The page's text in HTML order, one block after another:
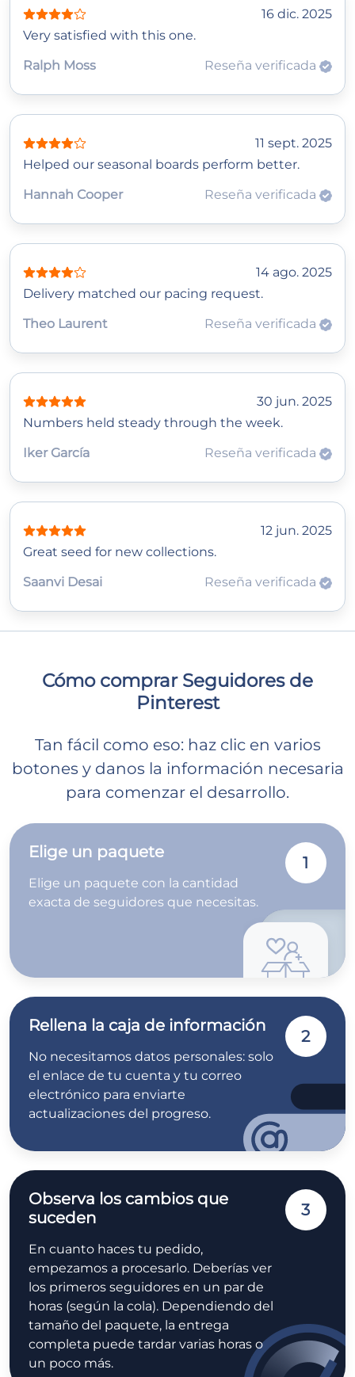
16 dic. 2025
Very satisfied with this one.
Ralph Moss
Reseña verificada
11 sept. 2025
Helped our seasonal boards perform better.
Hannah Cooper
Reseña verificada
14 ago. 2025
Delivery matched our pacing request.
Theo Laurent
Reseña verificada
30 jun. 2025
Numbers held steady through the week.
Iker García
Reseña verificada
12 jun. 2025
Great seed for new collections.
Saanvi Desai
Reseña verificada
Cómo comprar Seguidores de
Pinterest
Tan fácil como eso: haz clic en varios
botones y danos la información necesaria
para comenzar el desarrollo.
Elige un paquete
Elige un paquete con la cantidad
exacta de seguidores que necesitas.
1
Rellena la caja de información
No necesitamos datos personales: solo
el enlace de tu cuenta y tu correo
electrónico para enviarte
actualizaciones del progreso.
2
Observa los cambios que
suceden
En cuanto haces tu pedido,
empezamos a procesarlo. Deberías ver
los primeros seguidores en un par de
horas (según la cola). Dependiendo del
tamaño del paquete, la entrega
completa puede tardar varias horas o
un poco más.
3